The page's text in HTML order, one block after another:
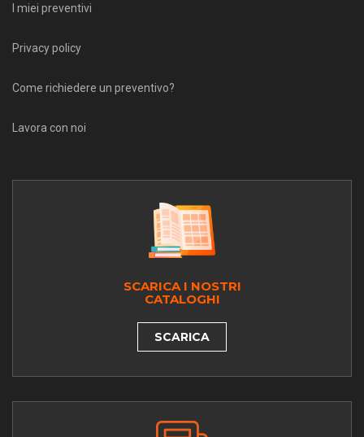
I miei preventivi
Privacy policy
Come richiedere un preventivo?
Lavora con noi
SCARICA I NOSTRI
CATALOGHI
SCARICA